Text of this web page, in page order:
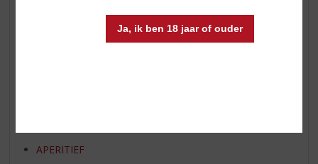
Ja, ik ben 18 jaar of ouder
BIER VAN DE MAAND
SPIRIT VAN DE MAAND
APERITIEF